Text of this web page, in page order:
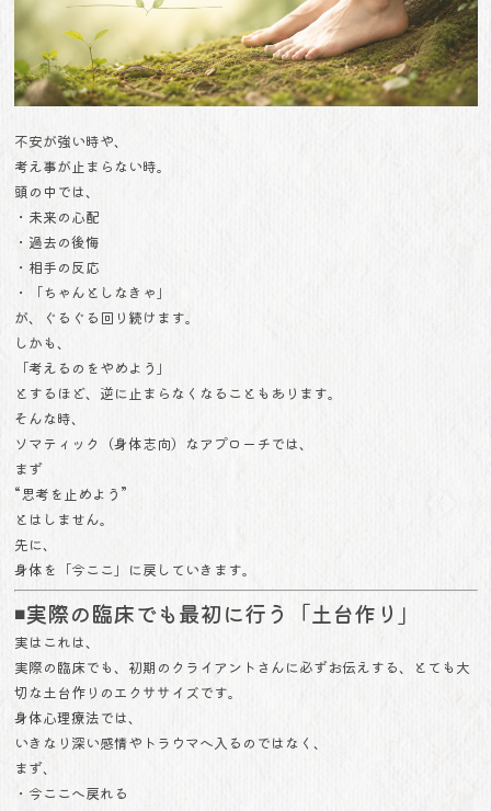
不安が強い時や、
考え事が止まらない時。
頭の中では、
・未来の心配
・過去の後悔
・相手の反応
・「ちゃんとしなきゃ」
が、ぐるぐる回り続けます。
しかも、
「考えるのをやめよう」
とするほど、逆に止まらなくなることもあります。
そんな時、
ソマティック（身体志向）なアプローチでは、
まず
“思考を止めよう”
とはしません。
先に、
身体を「今ここ」に戻していきます。
◾️実際の臨床でも最初に行う「土台作り」
実はこれは、
実際の臨床でも、初期のクライアントさんに必ずお伝えする、とても大
切な土台作りのエクササイズです。
身体心理療法では、
いきなり深い感情やトラウマへ入るのではなく、
まず、
・今ここへ戻れる